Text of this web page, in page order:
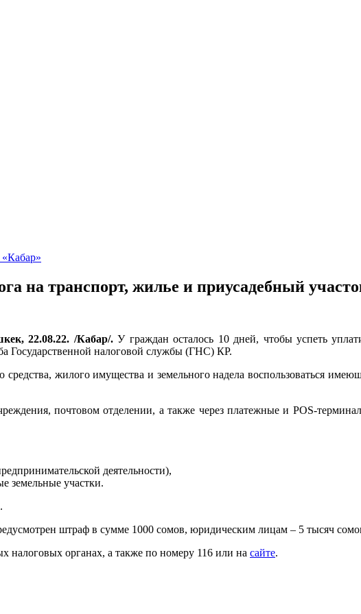
на транспорт, жилье и приусадебный
22.08.22. /Кабар/.У граждан осталось 10 дней, чтобы успеть
Государственной налоговой службы (ГНС) КР.
жилого имущества и земельного надела воспользоваться
почтовом отделении, а также через платежные и POS-
деятельности),
земельные участки.
штраф в сумме 1000 сомов, юридическим лицам – 5 тысяч
органах, а также по номеру 116 или на сайте.